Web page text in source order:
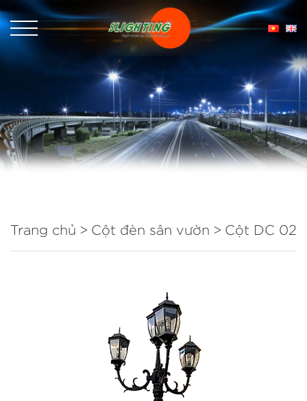
Trang chủ Cột đèn sân vườn Cột DC 02